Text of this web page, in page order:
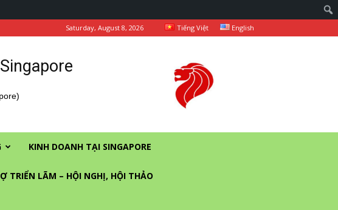
Saturday, August 8, 2026 Tiếng Việt English
KINH DOANH TẠI SINGAPORE
TRIỂN LÃM – HỘI NGHỊ, HỘI THẢO